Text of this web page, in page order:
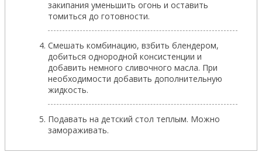
закипания уменьшить огонь и оставить
томиться до готовности.
Смешать комбинацию, взбить блендером,
добиться однородной консистенции и
добавить немного сливочного масла. При
необходимости добавить дополнительную
жидкость.
Подавать на детский стол теплым. Можно
замораживать.